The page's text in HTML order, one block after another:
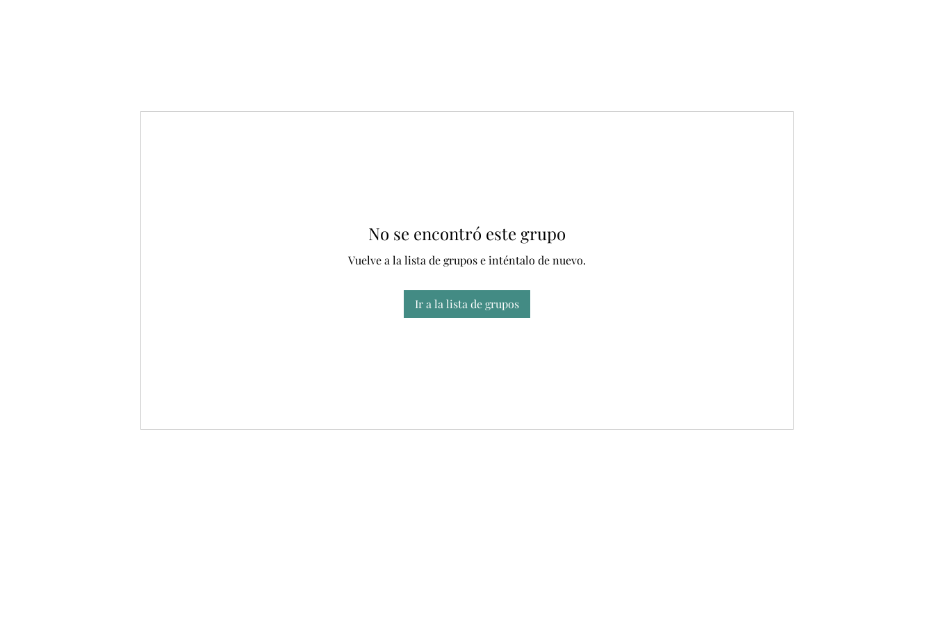
No se encontró este grupo
Vuelve a la lista de grupos e inténtalo de nuevo.
Ir a la lista de grupos